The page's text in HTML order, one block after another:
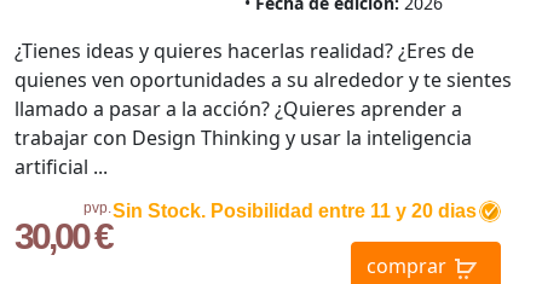
pvp.
30,00 €
Sin Stock. Posibilidad entre 11 y 20 dias
comprar
¿Tienes ideas y quieres hacerlas realidad? ¿Eres de
quienes ven oportunidades a su alrededor y te sientes
llamado a pasar a la acción? ¿Quieres aprender a
trabajar con Design Thinking y usar la inteligencia
artificial ...